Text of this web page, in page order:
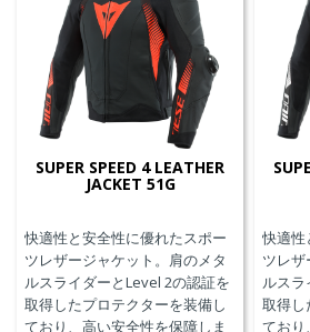
SUPER SPEED 4 LEATHER
JACKET 51G
快適性と安全性に優れたスポー
ツレザージャケット。肩のメタ
ルスライダーとLevel 2の認証を
取得したプロテクターを装備し
ており、高い安全性を保障しま
快適性
ツレザ
ルス
取得し
ており